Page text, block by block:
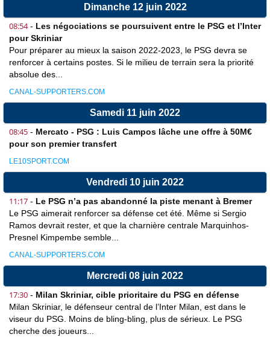
Dimanche 12 juin 2022
08:54- Les négociations se poursuivent entre le PSG et l’Inter
pour Skriniar
Pour préparer au mieux la saison 2022-2023, le PSG devra se
renforcer à certains postes. Si le milieu de terrain sera la priorité
absolue des...
CANAL-SUPPORTERS.COM
Samedi 11 juin 2022
08:45 - Mercato - PSG : Luis Campos lâche une offre à 50M€
pour son premier transfert
LE10SPORT.COM
Vendredi 10 juin 2022
11:17 - Le PSG n’a pas abandonné la piste menant à Bremer
Le PSG aimerait renforcer sa défense cet été. Même si Sergio
Ramos devrait rester, et que la charnière centrale Marquinhos-
Presnel Kimpembe semble...
CANAL-SUPPORTERS.COM
Mercredi 08 juin 2022
17:30 - Milan Skriniar, cible prioritaire du PSG en défense
Milan Skriniar, le défenseur central de l’Inter Milan, est dans le
viseur du PSG. Moins de bling-bling, plus de sérieux. Le PSG
cherche des joueurs...